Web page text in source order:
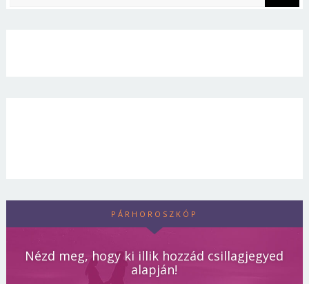
PÁRHOROSZKÓP
Nézd meg, hogy ki illik hozzád csillagjegyed
alapján!